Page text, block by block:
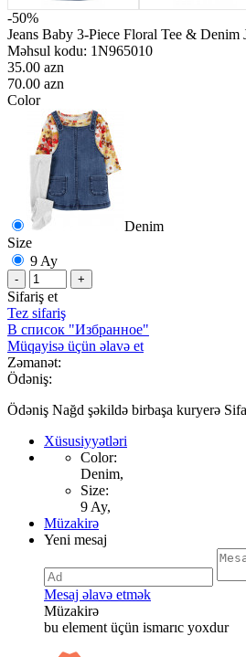
-50%
Jeans Baby 3-Piece Floral Tee & Denim
Məhsul kodu: 1N965010
35.00 azn
70.00 azn
Color
Denim
Size
9 Ay
- +
Sifariş et
Tez sifariş
В список "Избранное"
Müqayisə üçün əlavə et
Zəmanət:
Ödəniş:
Ödəniş Nağd şəkildə birbaşa kuryerə
Xüsusiyyətləri
Color:
Denim,
Size:
9 Ay,
Müzakirə
Yeni mesaj
Mesaj əlavə etmək
Müzakirə
bu element üçün ismarıc yoxdur